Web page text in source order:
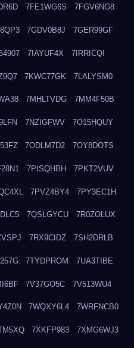
7FE1WG6S 7FGV6NG8
7GDV0B8J 7GER99GF
7IAYUF4X 7IRRICQI
7KWC77GK 7LALYSM0
7MHLTVDG 7MM4F50B
7NZIGFWV 7O15HQUY
7ODLM7D2 7OY8DOTS
7PISQHBH 7PKT2VUV
7PVZ4BY4 7PY3EC1H
7QSLGYCU 7R0ZOLUX
7RX9CIDZ 7SH2DRLB
7TYDPROM 7UA3TIBE
7V37GO5C 7V513WU4
7WQXY6L4 7WRFNCB0
7XKFP983 7XMG6WJ3